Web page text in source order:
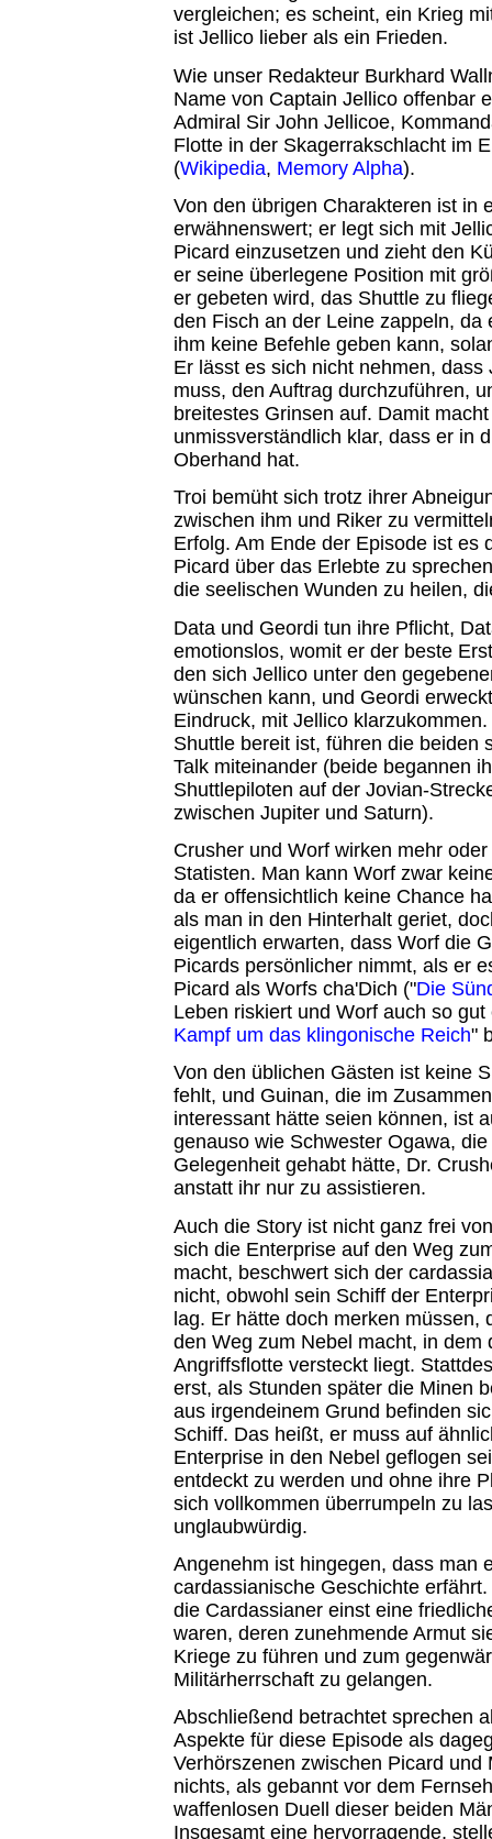
vergleichen; es scheint, ein Krieg
ist Jellico lieber als ein Frieden.
Wie unser Redakteur Burkhard
Name von Captain Jellico offenbar
Admiral Sir John Jellicoe,
Flotte in der Skagerrakschlacht im
(Wikipedia, Memory Alpha).
Von den übrigen Charakteren ist in
erwähnenswert; er legt sich mit
Picard einzusetzen und zieht den
er seine überlegene Position mit
er gebeten wird, das Shuttle zu
den Fisch an der Leine zappeln, da
ihm keine Befehle geben kann,
Er lässt es sich nicht nehmen, dass
muss, den Auftrag durchzuführen,
breitestes Grinsen auf. Damit
unmissverständlich klar, dass er in
Oberhand hat.
Troi bemüht sich trotz ihrer
zwischen ihm und Riker zu
Erfolg. Am Ende der Episode ist es
Picard über das Erlebte zu
die seelischen Wunden zu heilen,
Data und Geordi tun ihre Pflicht,
emotionslos, womit er der beste
den sich Jellico unter den
wünschen kann, und Geordi
Eindruck, mit Jellico
Shuttle bereit ist, führen die beiden
Talk miteinander (beide begannen
Shuttlepiloten auf der Jovian-
zwischen Jupiter und Saturn).
Crusher und Worf wirken mehr
Statisten. Man kann Worf zwar
da er offensichtlich keine Chance
als man in den Hinterhalt geriet,
eigentlich erwarten, dass Worf die
Picards persönlicher nimmt, als er
Picard als Worfs cha'Dich ("Die
Leben riskiert und Worf auch so gut
Kampf um das klingonische Reich"
Von den üblichen Gästen ist keine
fehlt, und Guinan, die im
interessant hätte seien können, ist
genauso wie Schwester Ogawa,
Gelegenheit gehabt hätte, Dr.
anstatt ihr nur zu assistieren.
Auch die Story ist nicht ganz frei
sich die Enterprise auf den Weg
macht, beschwert sich der
nicht, obwohl sein Schiff der
lag. Er hätte doch merken müssen,
den Weg zum Nebel macht, in dem
Angriffsflotte versteckt liegt.
erst, als Stunden später die Minen
aus irgendeinem Grund befinden
Schiff. Das heißt, er muss auf
Enterprise in den Nebel geflogen
entdeckt zu werden und ohne ihre
sich vollkommen überrumpeln zu
unglaubwürdig.
Angenehm ist hingegen, dass man
cardassianische Geschichte
die Cardassianer einst eine
waren, deren zunehmende Armut
Kriege zu führen und zum
Militärherrschaft zu gelangen.
Abschließend betrachtet sprechen
Aspekte für diese Episode als
Verhörszenen zwischen Picard und
nichts, als gebannt vor dem
waffenlosen Duell dieser beiden
Insgesamt eine hervorragende,